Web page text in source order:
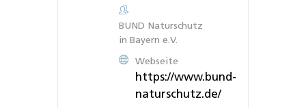
BUND Naturschutz
in Bayern e.V.
Webseite
https://www.bund-
naturschutz.de/